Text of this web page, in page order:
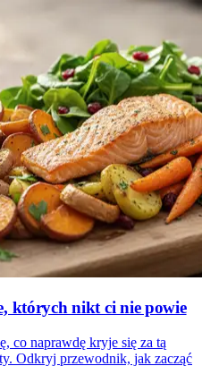
których nikt ci nie powie
co naprawdę kryje się za tą
Odkryj przewodnik, jak zacząć